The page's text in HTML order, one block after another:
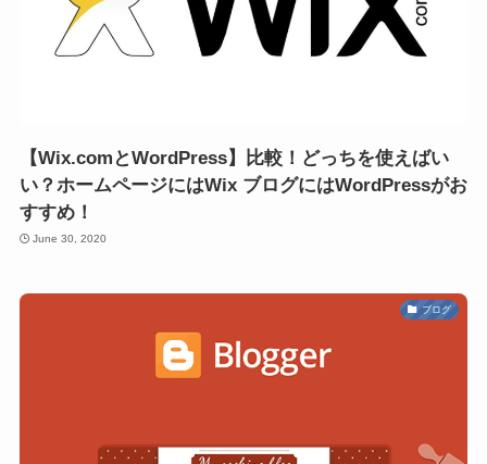
【Wix.comとWordPress】比較！どっちを使えばい
い？ホームページにはWix ブログにはWordPressがお
すすめ！
June 30, 2020
ブログ